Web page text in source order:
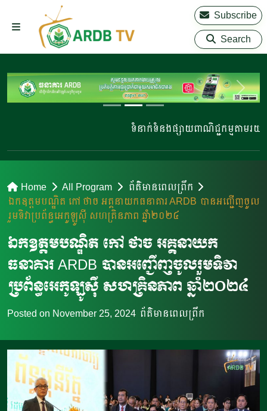
Subscribe
Search
ទំនាក់ទំនងផ្សាយពាណិជ្ជកម្មតាមរយៈ
Home All Program
ព័ត៌មានពេលព្រឹក
ឯកឧត្តមបណ្ឌិត កៅ ថាច អគ្គនាយកធនាគារ ARDB បានអញ្ជើញចូល
រួមទិវាប្រព័ន្ធអេកូឡូស៊ី សហគ្រិនភាព ឆ្នាំ២០២៤
ឯកឧត្តមបណ្ឌិត កៅ ថាច អគ្គនាយក
ធនាគារ ARDB បានអញ្ជើញចូលរួមទិវា
ប្រព័ន្ធអេកូឡូស៊ី សហគ្រិនភាព ឆ្នាំ២០២៤
Posted on November 25, 2024 ព័ត៌មានពេលព្រឹក